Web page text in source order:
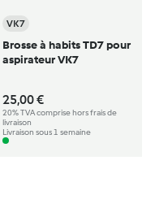
VK7
Brosse à habits TD7 pour
aspirateur VK7
25,00 €
20% TVA comprise hors frais de
livraison
Livraison sous 1 semaine